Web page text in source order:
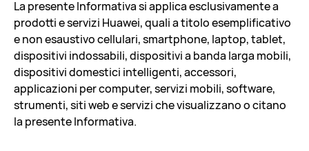
La presente Informativa si applica esclusivamente a
prodotti e servizi Huawei, quali a titolo esemplificativo
e non esaustivo cellulari, smartphone, laptop, tablet,
dispositivi indossabili, dispositivi a banda larga mobili,
dispositivi domestici intelligenti, accessori,
applicazioni per computer, servizi mobili, software,
strumenti, siti web e servizi che visualizzano o citano
la presente Informativa.